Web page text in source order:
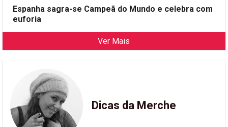
Espanha sagra-se Campeã do Mundo e celebra com
euforia
Ver Mais
Dicas da Merche